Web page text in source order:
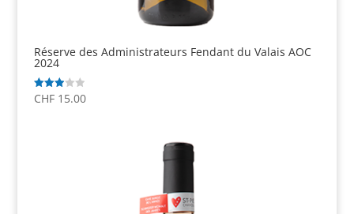
Réserve des Administrateurs Fendant du Valais AOC
2024
Note
3.00
CHF15.00